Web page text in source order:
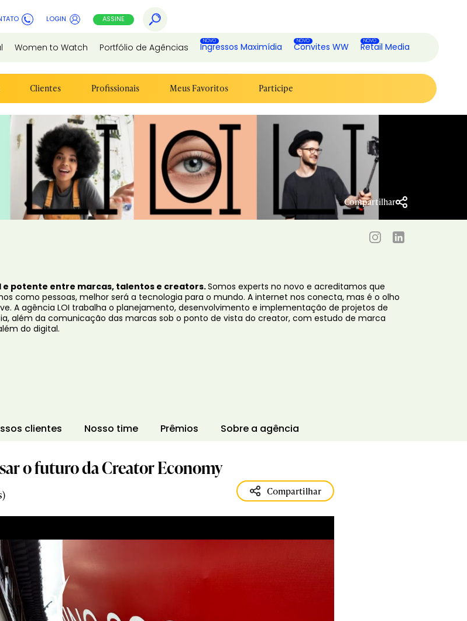
LOGIN ASSINE
Women to Watch Portfólio de Agências Ingressos Maximídia Convites WW Retail Media
Clientes Profissionais Meus Favoritos Participe
Compartilhar
e potente entre marcas, talentos e creators. Somos experts no novo e acreditamos que
como pessoas, melhor será a tecnologia para o mundo. A internet nos conecta, mas é o olho
A agência LOI trabalha o planejamento, desenvolvimento e implementação de projetos de
além da comunicação das marcas sob o ponto de vista do creator, com estudo de marca
do digital.
clientes Nosso time Prêmios Sobre a agência
o futuro da Creator Economy
Compartilhar